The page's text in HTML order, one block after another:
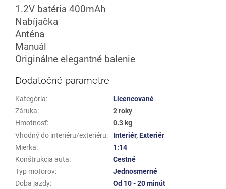
1.2V batéria 400mAh
Nabíjačka
Anténa
Manuál
Originálne elegantné balenie
Dodatočné parametre
Kategória:
Licencované
Záruka:
2 roky
Hmotnosť:
0.3 kg
Vhodný do interiéru/exteriéru: Interiér,Exteriér
Mierka:
1:14
Konštrukcia auta:
Cestné
Typ motorov:
Jednosmerné
Doba jazdy: Od 10 - 20 minút